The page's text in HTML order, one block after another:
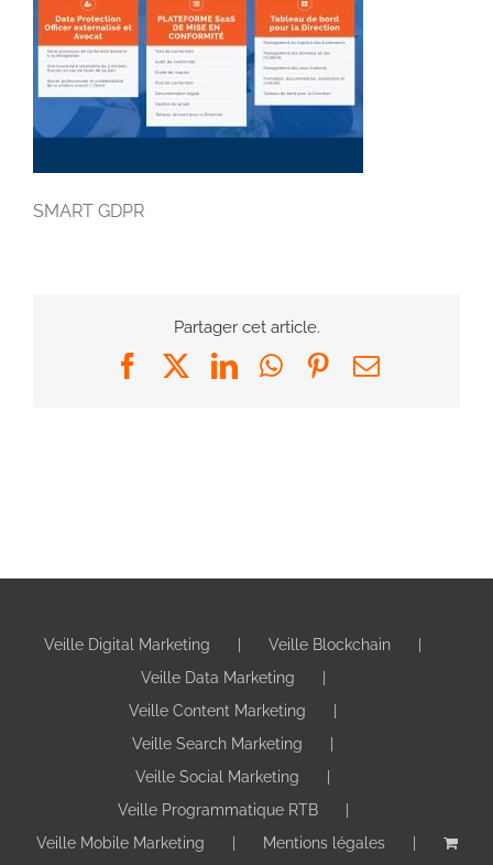
SMART GDPR
Partager cet article.
FacebookLinkedInWhatsApp
Pinterest
Email
Veille Digital Marketing
Veille Blockchain
Veille Data Marketing
Veille Content Marketing
Veille Search Marketing
Veille Social Marketing
Veille Programmatique RTB
Veille Mobile Marketing
Mentions légales